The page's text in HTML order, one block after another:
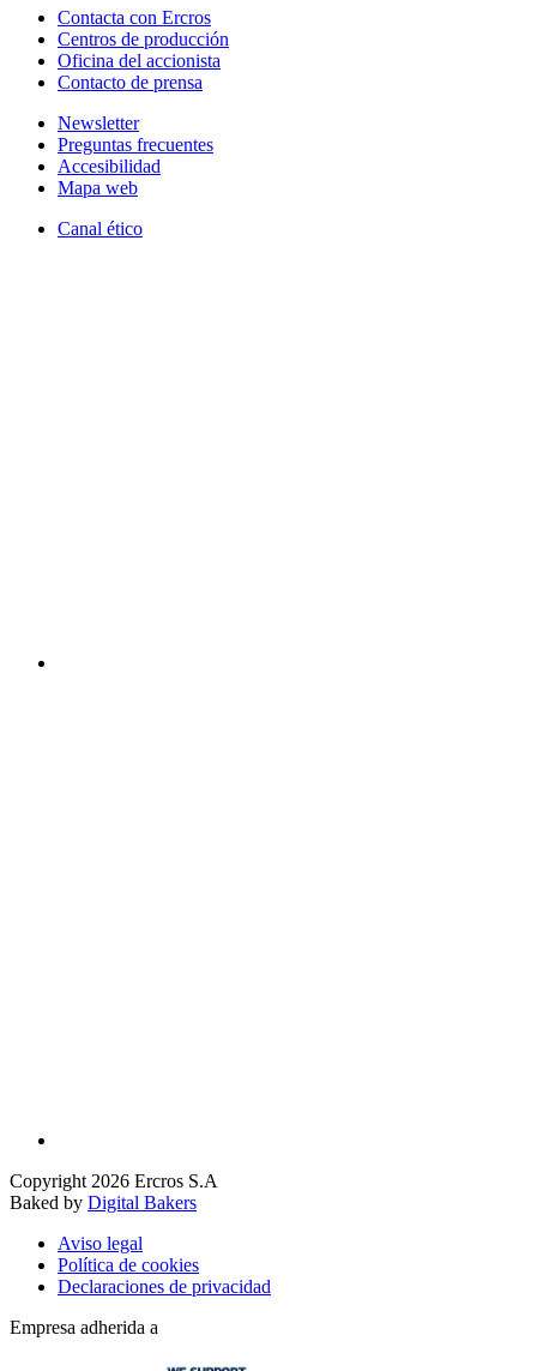
Contacta con Ercros
Centros de producción
Oficina del accionista
Contacto de prensa
Newsletter
Preguntas frecuentes
Accesibilidad
Mapa web
Canal ético
Copyright 2026 Ercros S.A
Baked by Digital Bakers
Aviso legal
Política de cookies
Declaraciones de privacidad
Empresa adherida a